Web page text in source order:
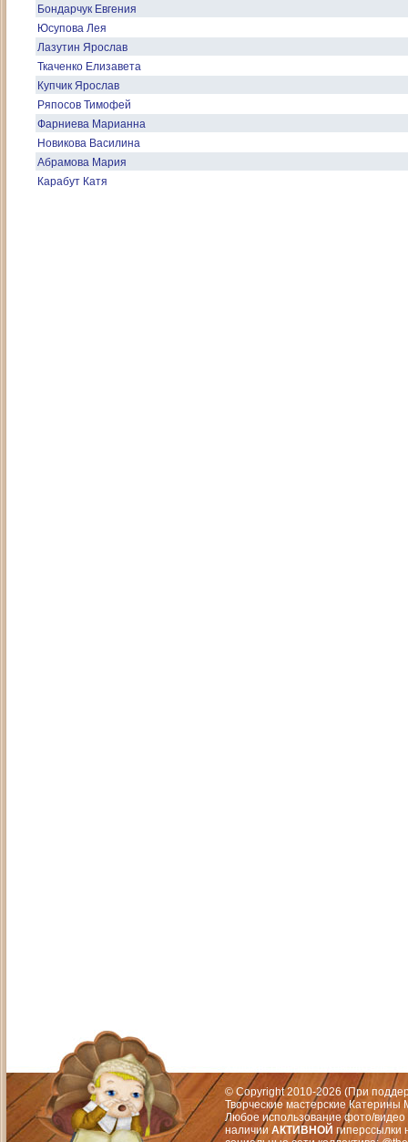
Бондарчук Евгения
Юсупова Лея
Лазутин Ярослав
Ткаченко Елизавета
Купчик Ярослав
Ряпосов Тимофей
Фарниева Марианна
Новикова Василина
Абрамова Мария
Карабут Катя
© Copyright 2010-2026 (При
Творческие мастерские
Любое использование фото/видео
наличии АКТИВНОЙ гиперссылки